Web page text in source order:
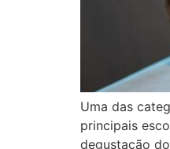
Uma das
principais
degustação